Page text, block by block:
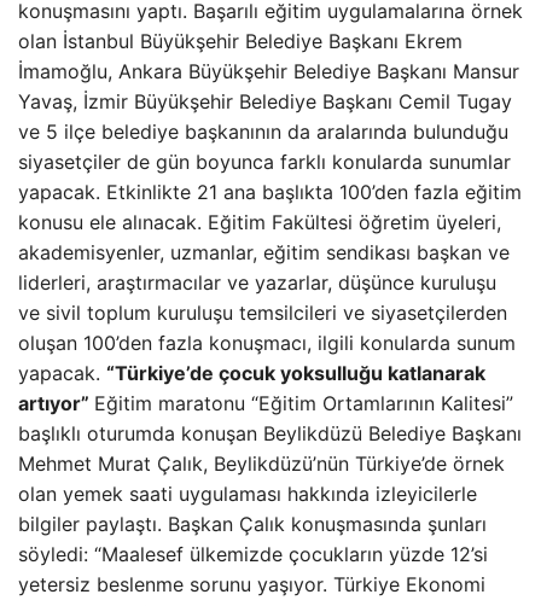
konuşmasını yaptı. Başarılı eğitim uygulamalarına örnek
olan İstanbul Büyükşehir Belediye Başkanı Ekrem
İmamoğlu, Ankara Büyükşehir Belediye Başkanı Mansur
Yavaş, İzmir Büyükşehir Belediye Başkanı Cemil Tugay
ve 5 ilçe belediye başkanının da aralarında bulunduğu
siyasetçiler de gün boyunca farklı konularda sunumlar
yapacak. Etkinlikte 21 ana başlıkta 100’den fazla eğitim
konusu ele alınacak. Eğitim Fakültesi öğretim üyeleri,
akademisyenler, uzmanlar, eğitim sendikası başkan ve
liderleri, araştırmacılar ve yazarlar, düşünce kuruluşu
ve sivil toplum kuruluşu temsilcileri ve siyasetçilerden
oluşan 100’den fazla konuşmacı, ilgili konularda sunum
yapacak. “Türkiye’de çocuk yoksulluğu katlanarak
artıyor” Eğitim maratonu “Eğitim Ortamlarının Kalitesi”
başlıklı oturumda konuşan Beylikdüzü Belediye Başkanı
Mehmet Murat Çalık, Beylikdüzü’nün Türkiye’de örnek
olan yemek saati uygulaması hakkında izleyicilerle
bilgiler paylaştı. Başkan Çalık konuşmasında şunları
söyledi: “Maalesef ülkemizde çocukların yüzde 12’si
yetersiz beslenme sorunu yaşıyor. Türkiye Ekonomi